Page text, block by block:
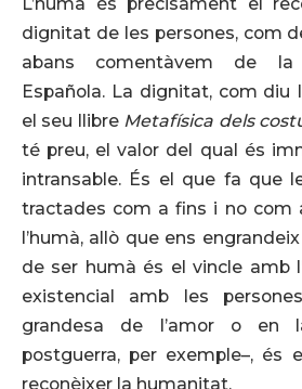
L’humà és precisament el
dignitat de les persones, com
abans comentàvem de la
Española. La dignitat, com diu
el seu llibre Metafísica dels
té preu, el valor del qual és
intransable. És el que fa que
tractades com a fins i no com
l’humà, allò que ens
de ser humà és el vincle amb
existencial amb les
grandesa de l’amor o en
postguerra, per exemple–, és
reconèixer la humanitat.